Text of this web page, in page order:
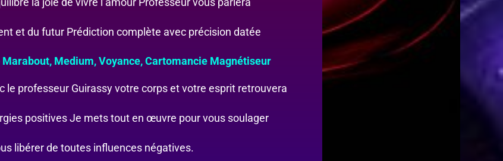
et du futur Prédiction complète avec précision datée
Medium, Voyance, Cartomancie Magnétiseur
le professeur Guirassy votre corps et votre esprit retrouvera
positives Je mets tout en œuvre pour vous soulager
libérer de toutes influences négatives.